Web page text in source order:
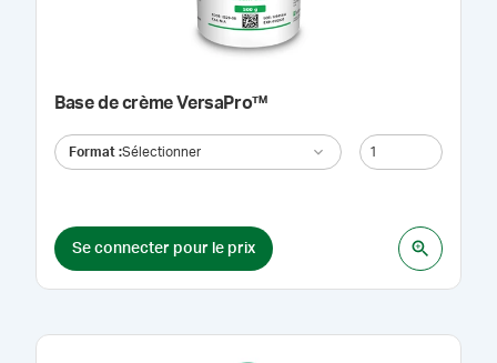
Base de crème VersaPro™
Format :Sélectionner
Se connecter pour le prix